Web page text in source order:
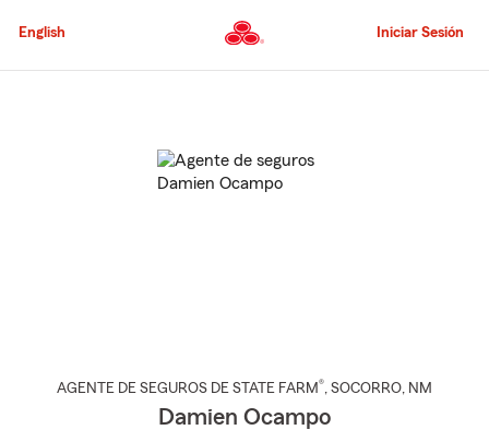
al
principal
English Iniciar Sesión
AGENTE DE SEGUROS DE STATE FARM®, SOCORRO, NM
Damien Ocampo